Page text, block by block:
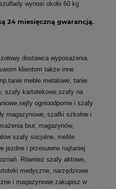
wynosi około 60 kg
24 miesięczną gwarancją.
dostawca wyposażenia
klientom także inne
tanie meble metalowe, tanie
, szafy kartotekowe,szafy na
,sejfy ognioodporne i szafy
magazynowe, szafki szkolne i
biur, magazynów,
szafy socjalne, meble
jezdne i przesuwne najtaniej
Również szafy aktowe,
medyczne, narzędziowe
i magazynowe zakupisz w